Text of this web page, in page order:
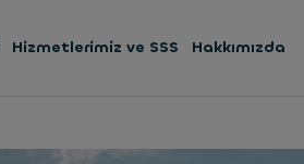
Hizmetlerimiz ve SSS Hakkımızda